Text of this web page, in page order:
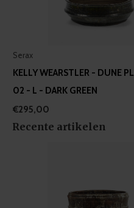
Serax
KELLY WEARSTLER - DUNE
02 - L - DARK GREEN
€295,00
Recente artikelen